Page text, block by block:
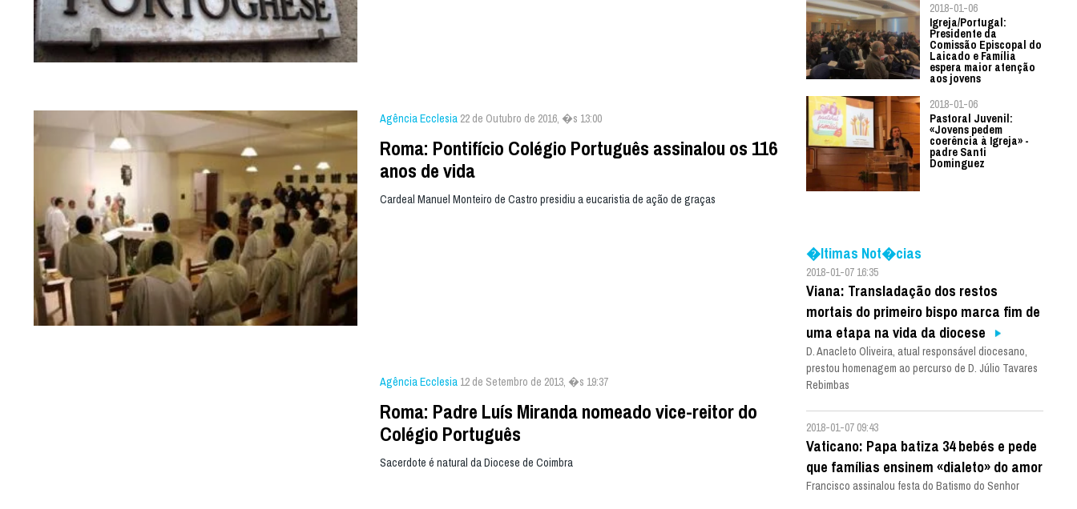
Agência Ecclesia 22 de Outubro de 2016, �s 13:00
Roma: Pontifício Colégio Português assinalou os 116
anos de vida
Cardeal Manuel Monteiro de Castro presidiu a eucaristia de ação de graças
Agência Ecclesia 12 de Setembro de 2013, �s 19:37
Roma: Padre Luís Miranda nomeado vice-reitor do
Colégio Português
Sacerdote é natural da Diocese de Coimbra
2018-01-06
Igreja/Portugal:
Presidente da
Comissão Episcopal do
Laicado e Família
espera maior atenção
aos jovens
2018-01-06
Pastoral Juvenil:
«Jovens pedem
coerência à Igreja» -
padre Santi
Dominguez
�ltimas Not�cias
2018-01-07 16:35
Viana: Transladação dos restos
mortais do primeiro bispo marca fim de
uma etapa na vida da diocese
D. Anacleto Oliveira, atual responsável diocesano,
prestou homenagem ao percurso de D. Júlio Tavares
Rebimbas
2018-01-07 09:43
Vaticano: Papa batiza 34 bebés e pede
que famílias ensinem «dialeto» do amor
Francisco assinalou festa do Batismo do Senhor